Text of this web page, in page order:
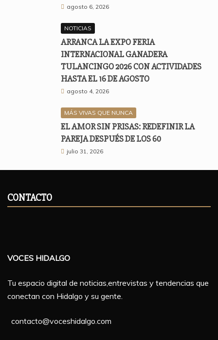
agosto 6, 2026
NOTICIAS
ARRANCA LA EXPO FERIA
INTERNACIONAL GANADERA
TULANCINGO 2026 CON ACTIVIDADES
HASTA EL 16 DE AGOSTO
agosto 4, 2026
MÁS VIVAS QUE NUNCA
EL AMOR SIN PRISAS: REDEFINIR LA
PAREJA DESPUÉS DE LOS 60
julio 31, 2026
CONTACTO
VOCES HIDALGO
Tu espacio digital de noticias,entrevistas y tendencias que
conectan con Hidalgo y su gente.
contacto@voceshidalgo.com